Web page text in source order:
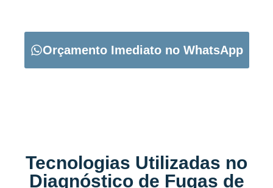
Orçamento Imediato no WhatsApp
Tecnologias Utilizadas no
Diagnóstico de Fugas de